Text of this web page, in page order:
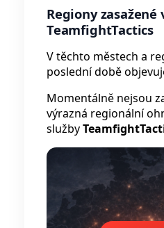
Regiony
TeamfightTactics
V těchto městech a
poslední době
Momentálně nejsou
výrazná regionální
služby